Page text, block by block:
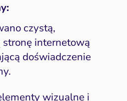
czystą,
internetową
doświadczenie
wizualne i